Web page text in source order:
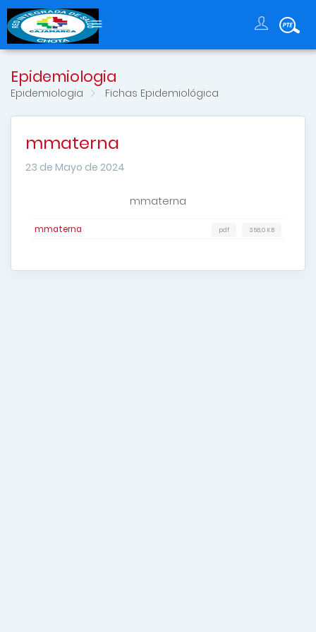
Epidemiologia
Epidemiologia Fichas Epidemiológica
mmaterna
23 de Mayo de 2024
mmaterna
mmaterna 358,0 KB
pdf